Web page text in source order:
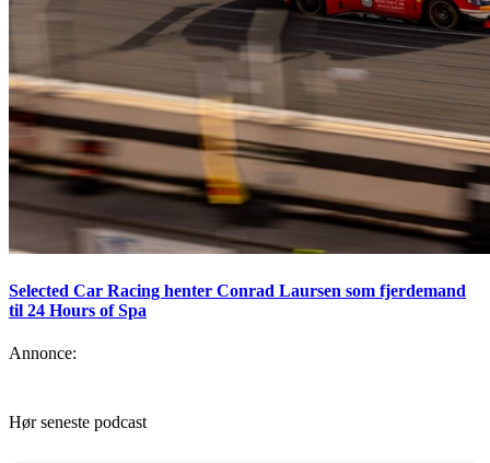
Selected Car Racing henter Conrad Laursen som fjerdemand
til 24 Hours of Spa
Annonce:
Hør seneste podcast